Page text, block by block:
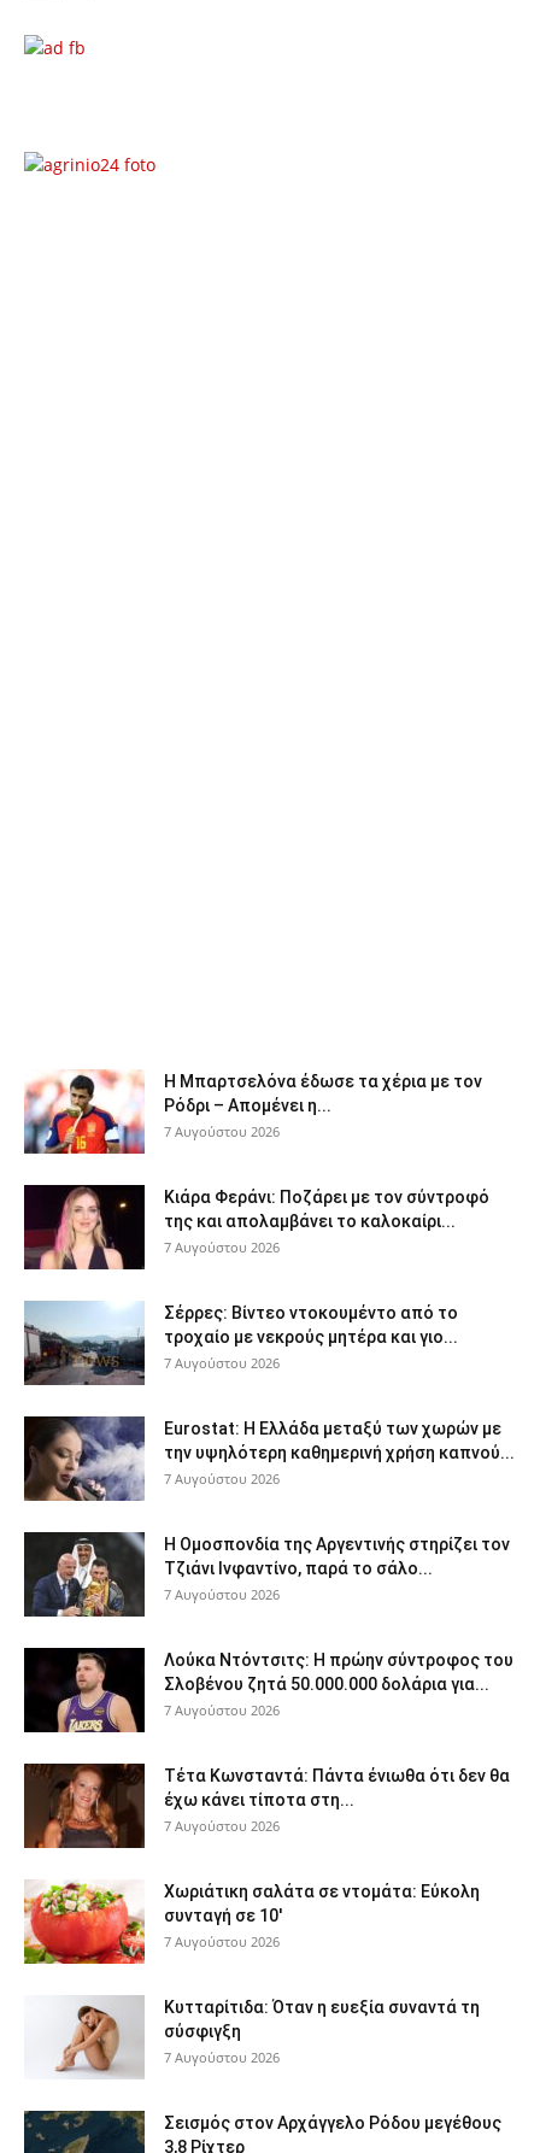
Η Μπαρτσελόνα έδωσε τα χέρια με τον
Ρόδρι – Απομένει η...
7 Αυγούστου 2026
Κιάρα Φεράνι: Ποζάρει με τον σύντροφό
της και απολαμβάνει το καλοκαίρι...
7 Αυγούστου 2026
Σέρρες: Βίντεο ντοκουμέντο από το
τροχαίο με νεκρούς μητέρα και γιο...
7 Αυγούστου 2026
Eurostat: Η Ελλάδα μεταξύ των χωρών με
την υψηλότερη καθημερινή χρήση καπνού...
7 Αυγούστου 2026
Η Ομοσπονδία της Αργεντινής στηρίζει τον
Τζιάνι Ινφαντίνο, παρά το σάλο...
7 Αυγούστου 2026
Λούκα Ντόντσιτς: Η πρώην σύντροφος του
Σλοβένου ζητά 50.000.000 δολάρια για...
7 Αυγούστου 2026
Τέτα Κωνσταντά: Πάντα ένιωθα ότι δεν θα
έχω κάνει τίποτα στη...
7 Αυγούστου 2026
Χωριάτικη σαλάτα σε ντομάτα: Εύκολη
συνταγή σε 10′
7 Αυγούστου 2026
Κυτταρίτιδα: Όταν η ευεξία συναντά τη
σύσφιγξη
7 Αυγούστου 2026
Σεισμός στον Αρχάγγελο Ρόδου μεγέθους
3,8 Ρίχτερ